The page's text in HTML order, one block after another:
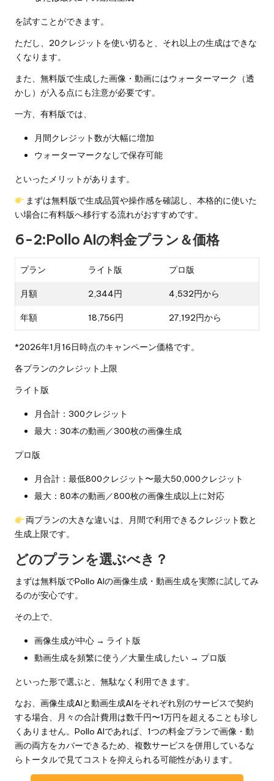
を試すことができます。
ただし、20クレジットを使い切ると、それ以上の生成はできな
くなります。
また、無料版で生成した画像・動画にはウォーターマーク（透
かし）が入る点にも注意が必要です。
一方、有料版では、
月間クレジット数が大幅に増加
ウォーターマークなしで保存可能
といったメリットがあります。
まずは無料版で生成品質や操作感を確認し、本格的に使いた
い場合に有料版へ移行する流れがおすすめです。
6-2:Pollo AIの料金プラン＆価格
プラン ライト版 プロ版
月額 2,344円 4,532円から
年額 18,756円 27,192円から
*2026年1月16日時点のキャンペーン価格です。
各プランのクレジット上限
ライト版
月合計：300クレジット
最大：30本の動画／300枚の画像生成
プロ版
月合計：最低800クレジット〜最大50,000クレジット
最大：80本の動画／800枚の画像生成以上に対応
両プランの大きな違いは、月間で利用できるクレジット数と
生成上限です。
どのプランを選ぶべき？
まずは無料版でPollo AIの画像生成・動画生成を実際に試してみ
るのが安心です。
その上で、
画像生成が中心 → ライト版
動画生成を頻繁に使う／大量生成したい → プロ版
といった形で選ぶと、無駄なく利用できます。
なお、画像生成AIと動画生成AIをそれぞれ別のサービスで契約
する場合、月々の合計費用は数千円〜1万円を超えることも珍し
くありません。Pollo AIであれば、1つの料金プランで画像・動
画の両方をカバーできるため、複数サービスを併用しているな
らトータルで見てコストを抑えられる可能性があります。